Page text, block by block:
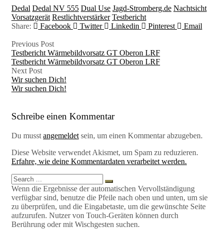
Tags:
Dedal Dedal NV 555 Dual Use Jagd-Stromberg.de Nachtsicht
Vorsatzgerät Restlichtverstärker Testbericht
Share:
Facebook Twitter Linkedin Pinterest Email
Previous Post
Testbericht Wärmebildvorsatz GT Oberon LRF
Testbericht Wärmebildvorsatz GT Oberon LRF
Next Post
Wir suchen Dich!
Wir suchen Dich!
Schreibe einen Kommentar
Du musst angemeldet sein, um einen Kommentar abzugeben.
Diese Website verwendet Akismet, um Spam zu reduzieren.
Erfahre, wie deine Kommentardaten verarbeitet werden.
Search
for:
Search
Wenn die Ergebnisse der automatischen Vervollständigung
verfügbar sind, benutze die Pfeile nach oben und unten, um sie
zu überprüfen, und die Eingabetaste, um die gewünschte Seite
aufzurufen. Nutzer von Touch-Geräten können durch
Berührung oder mit Wischgesten suchen.